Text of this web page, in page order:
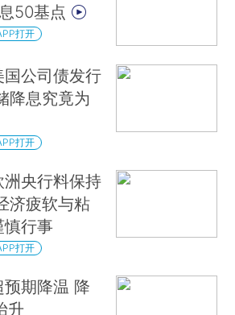
50基点
打开
国公司债发行
降息究竟为
打开
洲央行料保持
济疲软与粘
慎行事
打开
期降温 降
升